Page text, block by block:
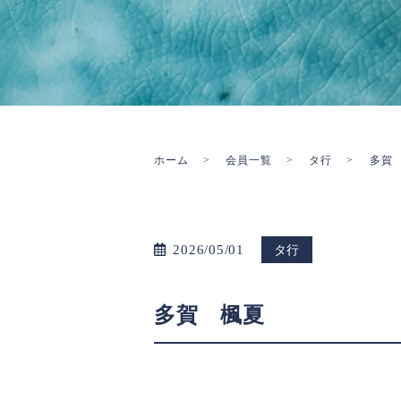
ホーム 会員一覧 タ行 多賀
2026/05/01 タ行
多賀 楓夏